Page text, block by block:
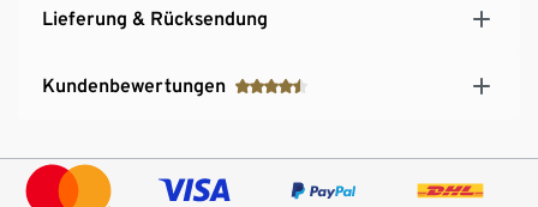
Lieferung & Rücksendung
Kundenbewertungen